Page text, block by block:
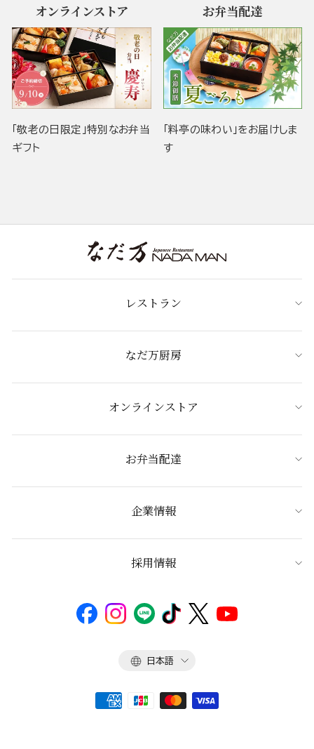
オンラインストア
「敬老の日限定」特別なお弁当
ギフト
お弁当配達
「料亭の味わい」をお届けしま
す
レストラン
なだ万厨房
オンラインストア
お弁当配達
企業情報
採用情報
言
日本語